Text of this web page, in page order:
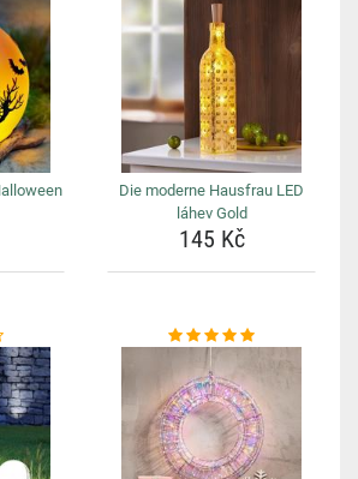
Die moderne Hausfrau LED
láhev Gold
145 Kč